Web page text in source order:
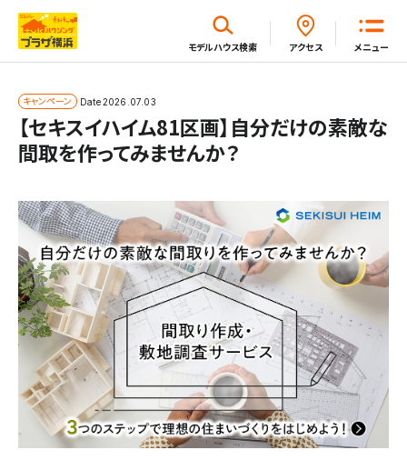
メニュー
モデルハウス検索 アクセス
キャンペーン Date2026.07.03
【セキスイハイム81区画】自分だけの素敵な
間取を作ってみませんか？
閉じる
ホーム
モデルハウス一覧
イベント・セミナー・キャンペーン一覧
新着情報一覧
施設・サービス